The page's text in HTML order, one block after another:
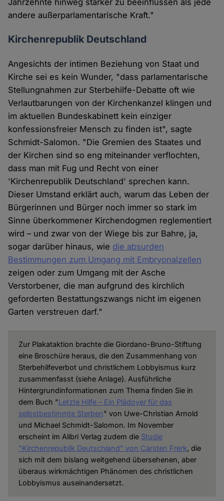
Jahrzehnte hinweg stärker zu beeinflussen als jede
andere außerparlamentarische Kraft."
Kirchenrepublik Deutschland
Angesichts der intimen Beziehung von Staat und
Kirche sei es kein Wunder, "dass parlamentarische
Stellungnahmen zur Sterbehilfe-Debatte oft wie
Verlautbarungen von der Kirchenkanzel klingen und
im aktuellen Bundeskabinett kein einziger
konfessionsfreier Mensch zu finden ist", sagte
Schmidt-Salomon. "Die Gremien des Staates und
der Kirchen sind so eng miteinander verflochten,
dass man mit Fug und Recht von einer
'Kirchenrepublik Deutschland' sprechen kann.
Dieser Umstand erklärt auch, warum das Leben der
Bürgerinnen und Bürger noch immer so stark im
Sinne überkommener Kirchendogmen reglementiert
wird – und zwar von der Wiege bis zur Bahre, ja,
sogar darüber hinaus, wie die absurden
Bestimmungen zum Umgang mit Embryonalzellen
zeigen oder zum Umgang mit der Asche
Verstorbener, die man aufgrund des kirchlich
geforderten Bestattungszwangs nicht im eigenen
Garten verstreuen darf."
Zur Plakataktion brachte die Giordano-Bruno-Stiftung
eine Broschüre heraus, die den Zusammenhang von
Sterbehilfeverbot und christlichem Lobbyismus kurz
zusammenfasst (siehe Anlage). Ausführliche
Hintergrundinformationen zum Thema finden Sie in
dem Buch "Letzte Hilfe – Ein Plädoyer für das
selbstbestimmte Sterben" von Uwe-Christian Arnold
und Michael Schmidt-Salomon. Im November
erscheint im Alibri Verlag zudem die Studie
"Kirchenrepublik Deutschland" von Carsten Frerk, die
sich mit dem bislang weitgehend übersehenen, aber
überaus wirkmächtigen Phänomen des christlichen
Lobbyismus auseinandersetzt.